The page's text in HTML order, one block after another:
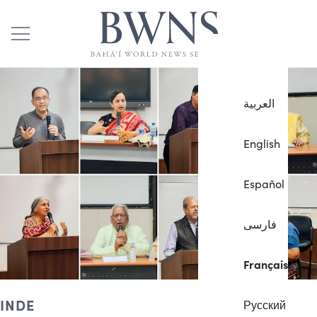
العربية
English
Español
فارسی
Français
Русский
INDE